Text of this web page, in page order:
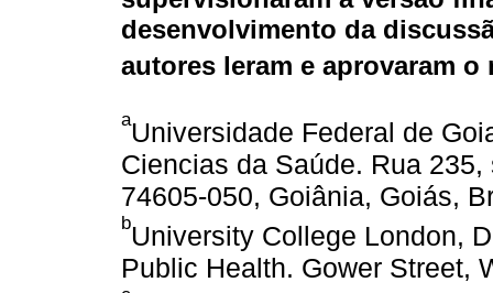
desenvolvimento da
autores leram e aprovaram
aUniversidade Federal de
Ciencias da Saúde. Rua
74605-050, Goiânia, Goiás,
bUniversity College London,
Public Health. Gower Street,